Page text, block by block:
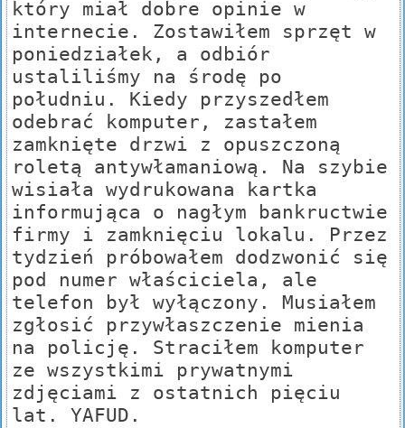
który miał dobre opinie w
internecie. Zostawiłem sprzęt w
poniedziałek, a odbiór
ustaliliśmy na środę po
południu. Kiedy przyszedłem
odebrać komputer, zastałem
zamknięte drzwi z opuszczoną
roletą antywłamaniową. Na szybie
wisiała wydrukowana kartka
informująca o nagłym bankructwie
firmy i zamknięciu lokalu. Przez
tydzień próbowałem dodzwonić się
pod numer właściciela, ale
telefon był wyłączony. Musiałem
zgłosić przywłaszczenie mienia
na policję. Straciłem komputer
ze wszystkimi prywatnymi
zdjęciami z ostatnich pięciu
lat. YAFUD.